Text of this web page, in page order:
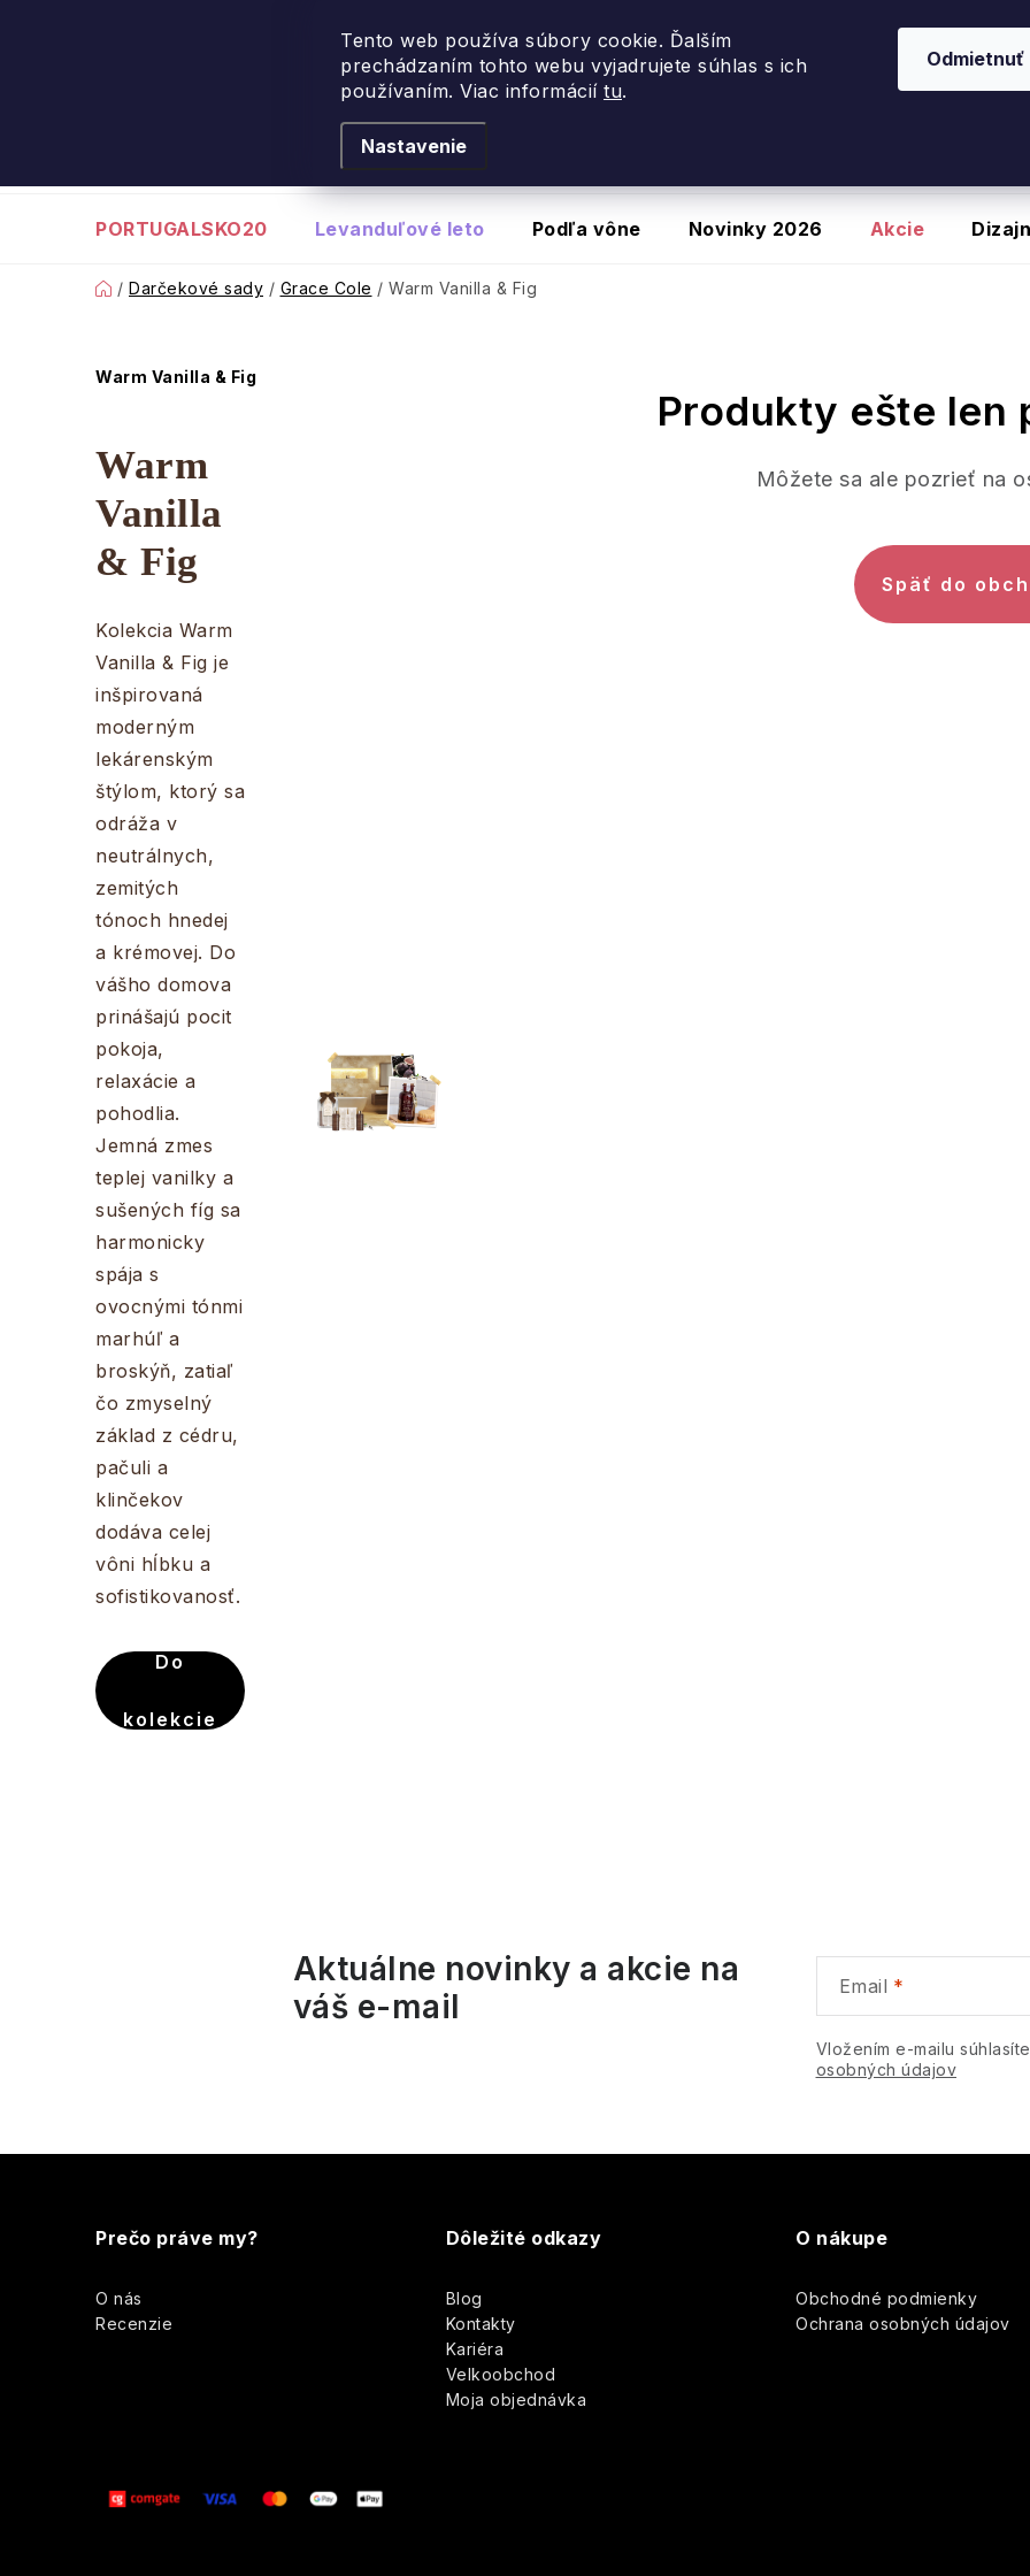
Návšteva Portugalska: využite zľavu 20 % so zľavovým kódom
Tento web používa súbory cookie. Ďalším
prechádzaním tohto webu vyjadrujete súhlas s ich
používaním. Viac informácií tu.
Nastavenie
Odmietnuť
PORTUGALSKO20 Levanduľové leto Podľa vône Novinky 2026 Akcie
Domov
/ Darčekové sady / Grace Cole / Warm Vanilla & Fig
B
č
n
ý
p
a
n
e
l
Warm Vanilla & Fig
Warm
Vanilla
& Fig
Kolekcia Warm
Vanilla & Fig je
inšpirovaná
moderným
lekárenským
štýlom, ktorý sa
odráža v
neutrálnych,
zemitých
tónoch hnedej
a krémovej. Do
vášho domova
prinášajú pocit
pokoja,
relaxácie a
pohodlia.
Jemná zmes
teplej vanilky a
sušených fíg sa
harmonicky
spája s
ovocnými tónmi
marhúľ a
broskýň, zatiaľ
čo zmyselný
základ z cédru,
pačuli a
klinčekov
dodáva celej
vôni hĺbku a
sofistikovanosť.
Do
kolekcie
Produkty ešte len
Môžete sa ale pozrieť na
Späť do
Aktuálne novinky a akcie na
váš e-mail
Email
Vložením e-mailu
osobných údajov
Prečo práve my?
O nás
Recenzie
Dôležité odkazy
Blog
Kontakty
Kariéra
Velkoobchod
Moja objednávka
O nákupe
Obchodné podmienky
Ochrana osobných údajov